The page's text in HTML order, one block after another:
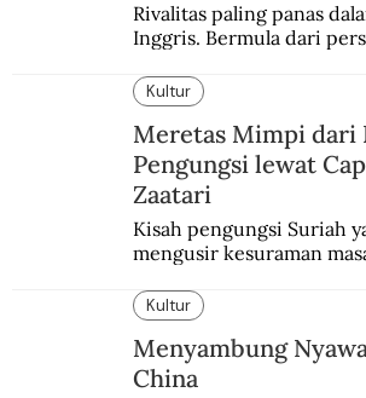
Rivalitas paling panas
Inggris. Bermula dari
Kultur
Meretas Mimpi dari
Pengungsi lewat
Zaatari
Kisah pengungsi Suriah
mengusir kesuraman
humanis.
Kultur
Menyambung
China